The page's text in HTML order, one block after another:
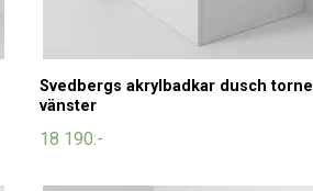
Svedbergs akrylbadkar dusch torne
vänster
18 190:-